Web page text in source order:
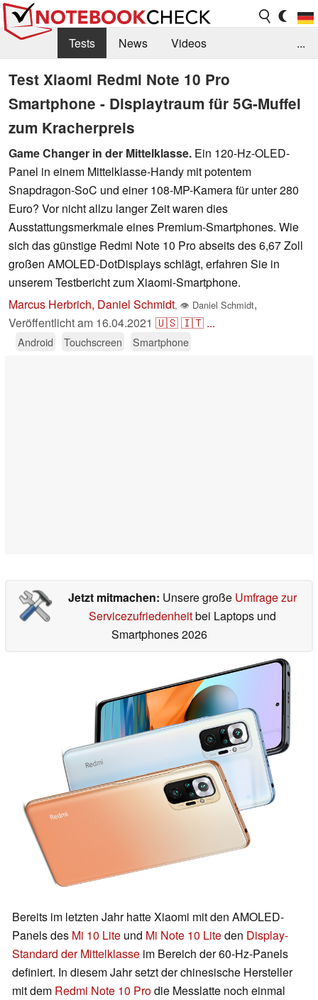
Tests News
Videos
Benchmarks & Tech
Externe Tests
Kaufberatung
Deals Suche
Jobs
Forum
...
Test Xiaomi Redmi Note 10 Pro
Smartphone - Displaytraum für 5G-Muffel
zum Kracherpreis
Game Changer in der Mittelklasse. Ein 120-Hz-OLED-
Panel in einem Mittelklasse-Handy mit potentem
Snapdragon-SoC und einer 108-MP-Kamera für unter 280
Euro? Vor nicht allzu langer Zeit waren dies
Ausstattungsmerkmale eines Premium-Smartphones. Wie
sich das günstige Redmi Note 10 Pro abseits des 6,67 Zoll
großen AMOLED-DotDisplays schlägt, erfahren Sie in
unserem Testbericht zum Xiaomi-Smartphone.
Marcus Herbrich, Daniel Schmidt, 👁 Daniel Schmidt,
Veröffentlicht am 16.04.2021 🇺🇸🇮🇹 ...
Android Touchscreen Smartphone
Jetzt mitmachen: Unsere große Umfrage zur
Servicezufriedenheitbei Laptops und
Smartphones 2026
Bereits im letzten Jahr hatte Xiaomi mit den AMOLED-
Panels des Mi 10 Lite und Mi Note 10 Liteden Display-
Standard der Mittelklasse im Bereich der 60-Hz-Panels
definiert. In diesem Jahr setzt der chinesische Hersteller
mit dem Redmi Note 10 Prodie Messlatte noch einmal